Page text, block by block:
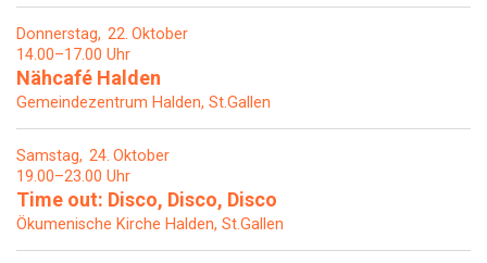
Donnerstag 22 Oktober
14.00–17.00 Uhr
Nähcafé Halden
Gemeindezentrum Halden, St.Gallen
Samstag 24 Oktober
19.00–23.00 Uhr
Time out: Disco, Disco, Disco
Ökumenische Kirche Halden, St.Gallen